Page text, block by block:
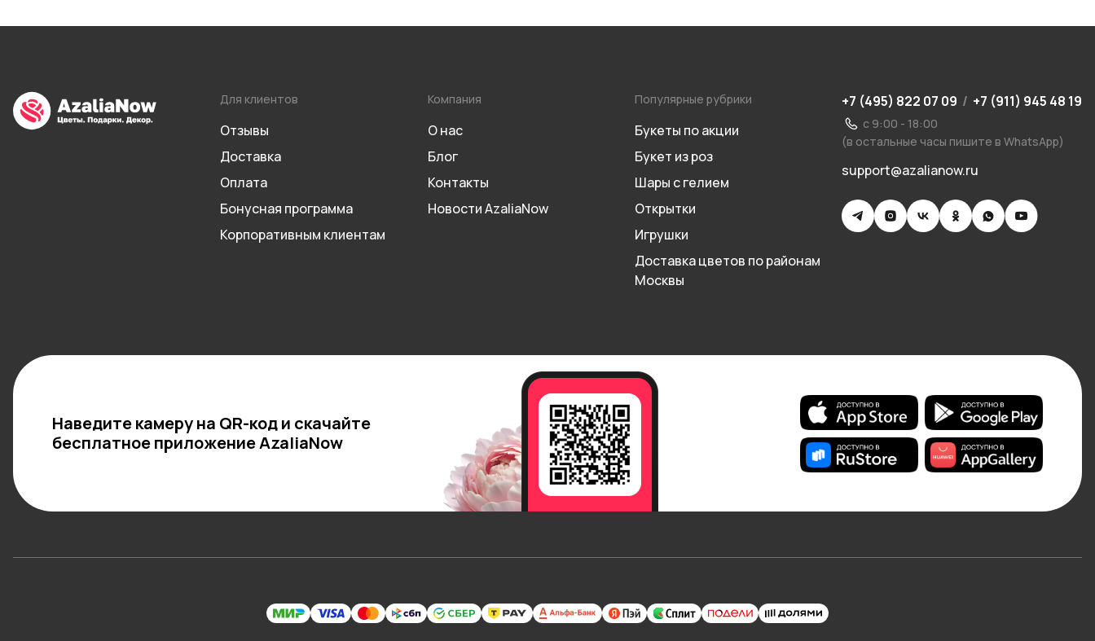
Для клиентов
Отзывы
Доставка
Оплата
Бонусная программа
Корпоративным клиентам
Компания
О нас
Блог
Контакты
Новости AzaliaNow
Популярные рубрики
Букеты по акции
Букет из роз
Шары с гелием
Открытки
Игрушки
Доставка цветов по районам
Москвы
+7 (495) 822 07 09 / +7 (911) 945 48 19
с 9:00 - 18:00
(в остальные часы пишите в WhatsApp)
support@azalianow.ru
Наведите камеру на QR-код и скачайте
бесплатное приложение AzaliaNow